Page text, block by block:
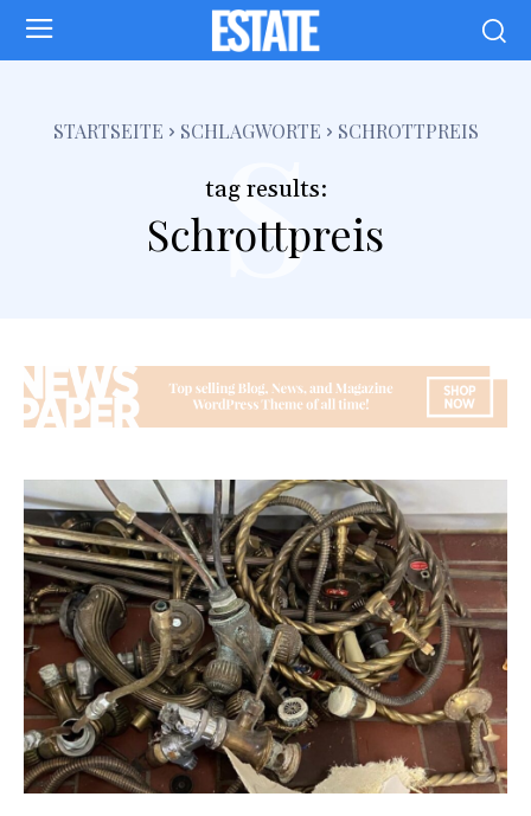
STARTSEITE SCHLAGWORTE SCHROTTPREIS
tag results:
Schrottpreis
s